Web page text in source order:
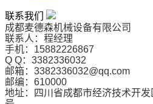
联系我们
成都麦德森机械设备有限公司
联系人：程经理
手机：15882226867
Q Q：3382336032
邮箱：3382336032@qq.com
邮编：610000
地址：
四川省成都市经济技术开